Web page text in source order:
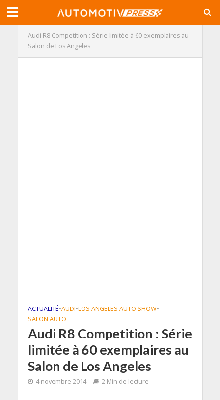
Audi R8 Competition : Série limitée à 60 exemplaires au
Salon de Los Angeles
ACTUALITÉ•AUDI•LOS ANGELES AUTO SHOW•
SALON AUTO
Audi R8 Competition : Série
limitée à 60 exemplaires au
Salon de Los Angeles
4 novembre 2014 2 Min de lecture